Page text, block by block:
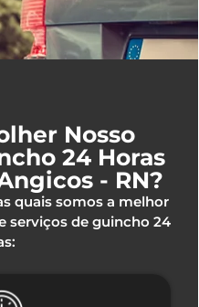
Nosso
24 Horas
- RN?
quais somos a melhor
serviços de guincho 24